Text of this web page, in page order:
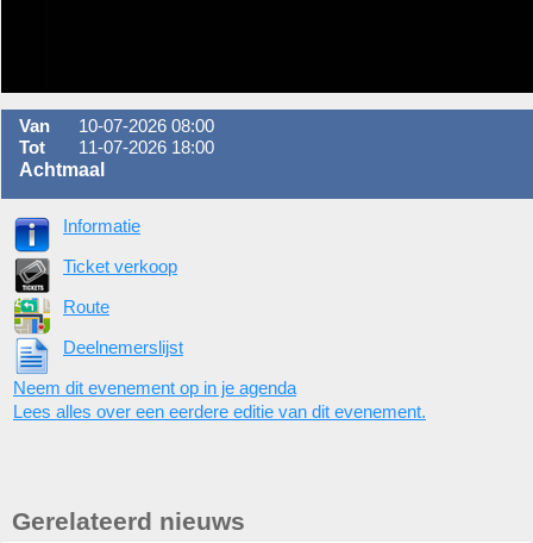
Van
10-07-2026 08:00
Tot
11-07-2026 18:00
Achtmaal
Informatie
Ticket verkoop
Route
Deelnemerslijst
Neem dit evenement op in je agenda
Lees alles over een eerdere editie van dit evenement.
Gerelateerd nieuws